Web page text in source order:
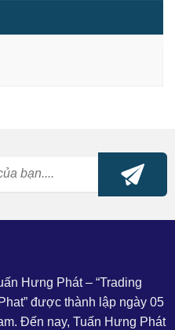
Hưng Phát – “Trading
được thành lập ngày 05
Đến nay, Tuấn Hưng Phát